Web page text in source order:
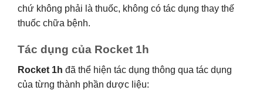
chứ không phải là thuốc, không có tác dụng thay thế
thuốc chữa bệnh.
Tác dụng của Rocket 1h
Rocket 1h đã thể hiện tác dụng thông qua tác dụng
của từng thành phần dược liệu: